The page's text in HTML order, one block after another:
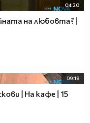
04:20
на любовта? |
09:18
| На кафе | 15